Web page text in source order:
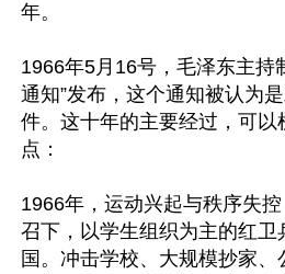
年。
1966年5月16号，毛泽东主持
通知”发布，这个通知被认为
件。这十年的主要经过，可以
点：
1966年，运动兴起与秩序失控
召下，以学生组织为主的红卫
国。冲击学校、大规模抄家